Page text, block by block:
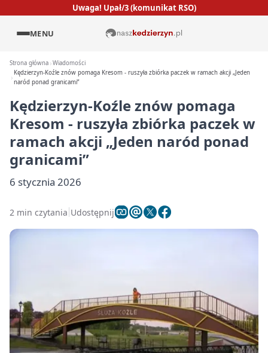
Uwaga! Upał/3 (komunikat RSO)
MENU
Strona główna Wiadomości
Kędzierzyn-Koźle znów pomaga Kresom - ruszyła zbiórka paczek w ramach akcji „Jeden
naród ponad granicami”
Kędzierzyn-Koźle znów pomaga
Kresom - ruszyła zbiórka paczek w
ramach akcji „Jeden naród ponad
granicami”
6 stycznia 2026
2 min czytania Udostępnij